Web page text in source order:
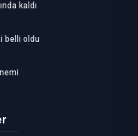
kaldı
belli oldu